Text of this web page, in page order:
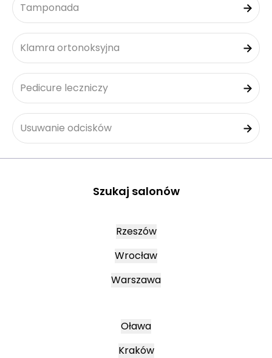
Tamponada
Klamra ortonoksyjna
Pedicure leczniczy
Usuwanie odcisków
Szukaj salonów
Rzeszów
Wrocław
Warszawa
Oława
Kraków